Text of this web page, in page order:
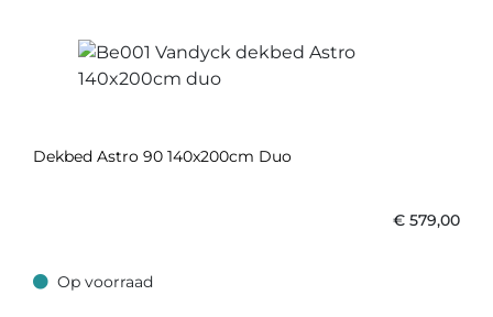
Dekbed Astro 90 140x200cm Duo
€ 579,00
Op voorraad
Op voorraad